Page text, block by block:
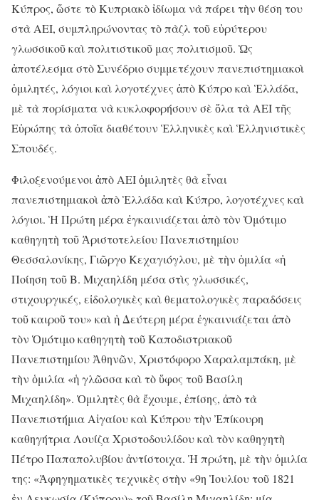
Κύπρος, ὥστε τὸ Κυπριακὸ ἰδίωμα νὰ πάρει τὴν θέση του
στὰ ΑΕΙ, συμπληρώνοντας τὸ πὰζλ τοῦ εὐρύτερου
γλωσσικοῦ καὶ πολιτιστικοῦ μας πολιτισμοῦ. Ὡς
ἀποτέλεσμα στὸ Συνέδριο συμμετέχουν πανεπιστημιακοὶ
ὁμιλητές, λόγιοι καὶ λογοτέχνες ἀπὸ Κύπρο καὶ Ἑλλάδα,
μὲ τὰ πορίσματα νὰ κυκλοφορήσουν σὲ ὅλα τὰ ΑΕΙ τῆς
Εὐρώπης τὰ ὁποῖα διαθέτουν Ἑλληνικὲς καὶ Ἑλληνιστικὲς
Σπουδές.
Φιλοξενούμενοι ἀπὸ ΑΕΙ ὁμιλητὲς θὰ εἶναι
πανεπιστημιακοὶ ἀπὸ Ἑλλάδα καὶ Κύπρο, λογοτέχνες καὶ
λόγιοι. Ἡ Πρώτη μέρα ἐγκαινιάζεται ἀπὸ τὸν Ὁμότιμο
καθηγητὴ τοῦ Ἀριστοτελείου Πανεπιστημίου
Θεσσαλονίκης, Γιῶργο Κεχαγιόγλου, μὲ τὴν ὁμιλία «ἡ
Ποίηση τοῦ Β. Μιχαηλίδη μέσα στὶς γλωσσικές,
στιχουργικές, εἰδολογικὲς καὶ θεματολογικὲς παραδόσεις
τοῦ καιροῦ του» καὶ ἡ Δεύτερη μέρα ἐγκαινιάζεται ἀπὸ
τὸν Ὁμότιμο καθηγητὴ τοῦ Καποδιστριακοῦ
Πανεπιστημίου Ἀθηνῶν, Χριστόφορο Χαραλαμπάκη, μὲ
τὴν ὁμιλία «ἡ γλῶσσα καὶ τὸ ὕφος τοῦ Βασίλη
Μιχαηλίδη». Ὁμιλητὲς θὰ ἔχουμε, ἐπίσης, ἀπὸ τὰ
Πανεπιστήμια Αἰγαίου καὶ Κύπρου τὴν Ἐπίκουρη
καθηγήτρια Λουίζα Χριστοδουλίδου καὶ τὸν καθηγητὴ
Πέτρο Παπαπολυβίου ἀντίστοιχα. Ἡ πρώτη, μὲ τὴν ὁμιλία
της: «Ἀφηγηματικὲς τεχνικὲς στὴν «9η Ἰουλίου τοῦ 1821